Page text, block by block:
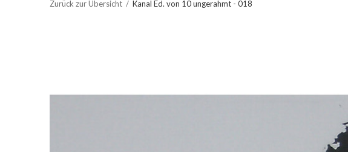
Zurück zur Übersicht Kanal Ed. von 10 ungerahmt - 018